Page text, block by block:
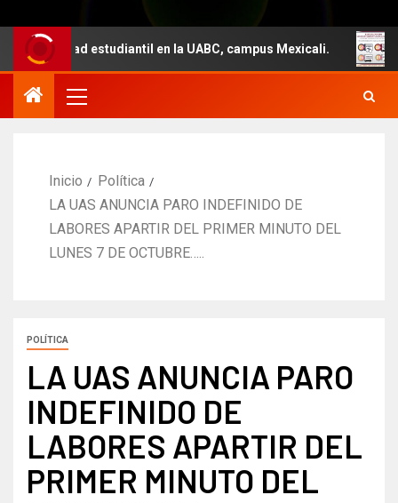
estudiantil en la UABC, campus Mexicali. Un total
Inicio
Política
LA UAS ANUNCIA PARO INDEFINIDO DE
LABORES APARTIR DEL PRIMER MINUTO DEL
LUNES 7 DE OCTUBRE…..
POLÍTICA
LA UAS ANUNCIA PARO
INDEFINIDO DE
LABORES APARTIR DEL
PRIMER MINUTO DEL